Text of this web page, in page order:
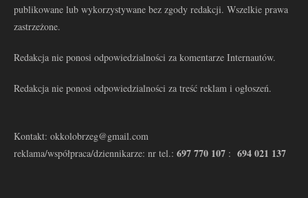
publikowane lub wykorzystywane bez zgody redakcji. Wszelkie prawa
zastrzeżone.
Redakcja nie ponosi odpowiedzialności za komentarze Internautów.
Redakcja nie ponosi odpowiedzialności za treść reklam i ogłoszeń.
Kontakt: okkolobrzeg@gmail.com
reklama/współpraca/dziennikarze: nr tel.: 697 770 107 : 694 021 137